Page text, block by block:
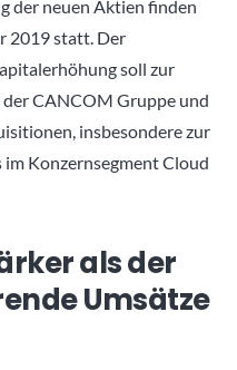
der neuen Aktien finden
2019 statt. Der
soll zur
CANCOM Gruppe und
insbesondere zur
Konzernsegment Cloud
als der
Umsätze